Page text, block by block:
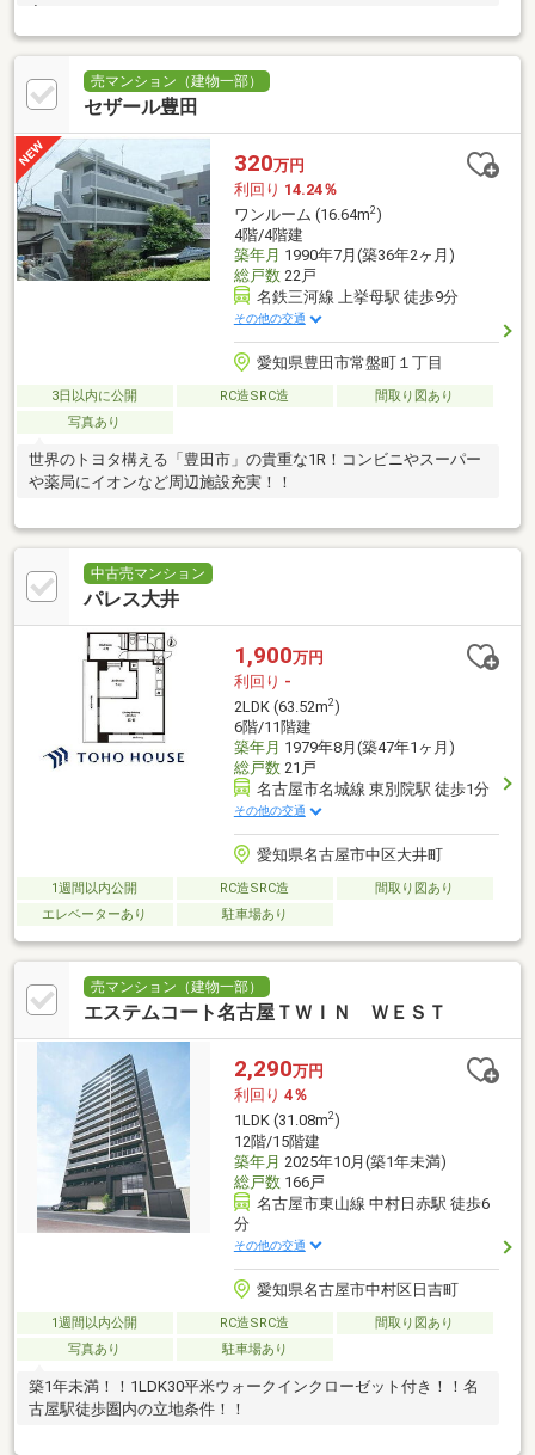
売マンション（建物一部）
セザール豊田
320万円
利回り 14.24％
ワンルーム (16.64m2)
4階/4階建
築年月 1990年7月(築36年2ヶ月)
総戸数22戸
名鉄三河線 上挙母駅 徒歩9分
その他の交通
愛知県豊田市常盤町１丁目
3日以内に公開 RC造SRC造
間取り図あり
写真あり
世界のトヨタ構える「豊田市」の貴重な1R！コンビニやスーパー
や薬局にイオンなど周辺施設充実！！
中古売マンション
パレス大井
1,900万円
利回り -
2LDK (63.52m2)
6階/11階建
築年月 1979年8月(築47年1ヶ月)
総戸数21戸
名古屋市名城線 東別院駅 徒歩1分
その他の交通
愛知県名古屋市中区大井町
1週間以内公開 RC造SRC造
間取り図あり
エレベーターあり
駐車場あり
売マンション（建物一部）
エステムコート名古屋ＴＷＩＮ ＷＥＳＴ
2,290万円
利回り 4％
1LDK (31.08m2)
12階/15階建
築年月 2025年10月(築1年未満)
総戸数166戸
名古屋市東山線 中村日赤駅 徒歩6
分
その他の交通
愛知県名古屋市中村区日吉町
1週間以内公開 RC造SRC造
間取り図あり
写真あり
駐車場あり
築1年未満！！1LDK30平米ウォークインクローゼット付き！！名
古屋駅徒歩圏内の立地条件！！